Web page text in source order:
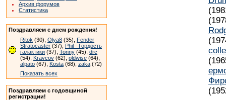
Архив форумов
Статистика
Поздравляем с днем рождения!
Ritok (30), Olya8 (35), Fender
Stratocaster (37), Phil - Гордость
галактики (37), Tonny (45), drc
(54), Kravcov (62), oldwise (64),
alpato (67), Kosta (68), zaka (72)
Показать всех
Поздравляем с годовщиной
регистрации!